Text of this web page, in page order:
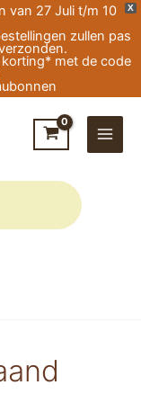
X
van 27 Juli t/m 10
zullen pas
met de code